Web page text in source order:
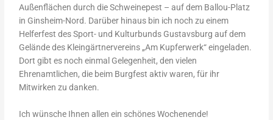
Außenflächen durch die Schweinepest – auf dem Ballou-Platz
in Ginsheim-Nord. Darüber hinaus bin ich noch zu einem
Helferfest des Sport- und Kulturbunds Gustavsburg auf dem
Gelände des Kleingärtnervereins „Am Kupferwerk“ eingeladen.
Dort gibt es noch einmal Gelegenheit, den vielen
Ehrenamtlichen, die beim Burgfest aktiv waren, für ihr
Mitwirken zu danken.
Ich wünsche Ihnen allen ein schönes Wochenende!